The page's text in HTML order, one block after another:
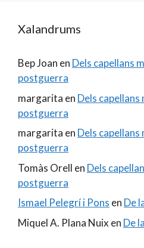
Xalandrums
Bep Joan en Dels capellans
postguerra
margarita en Dels
postguerra
margarita en Dels
postguerra
Tomàs Orell en Dels
postguerra
Ismael Pelegrí i Pons en De
Miquel A. Plana Nuix en De